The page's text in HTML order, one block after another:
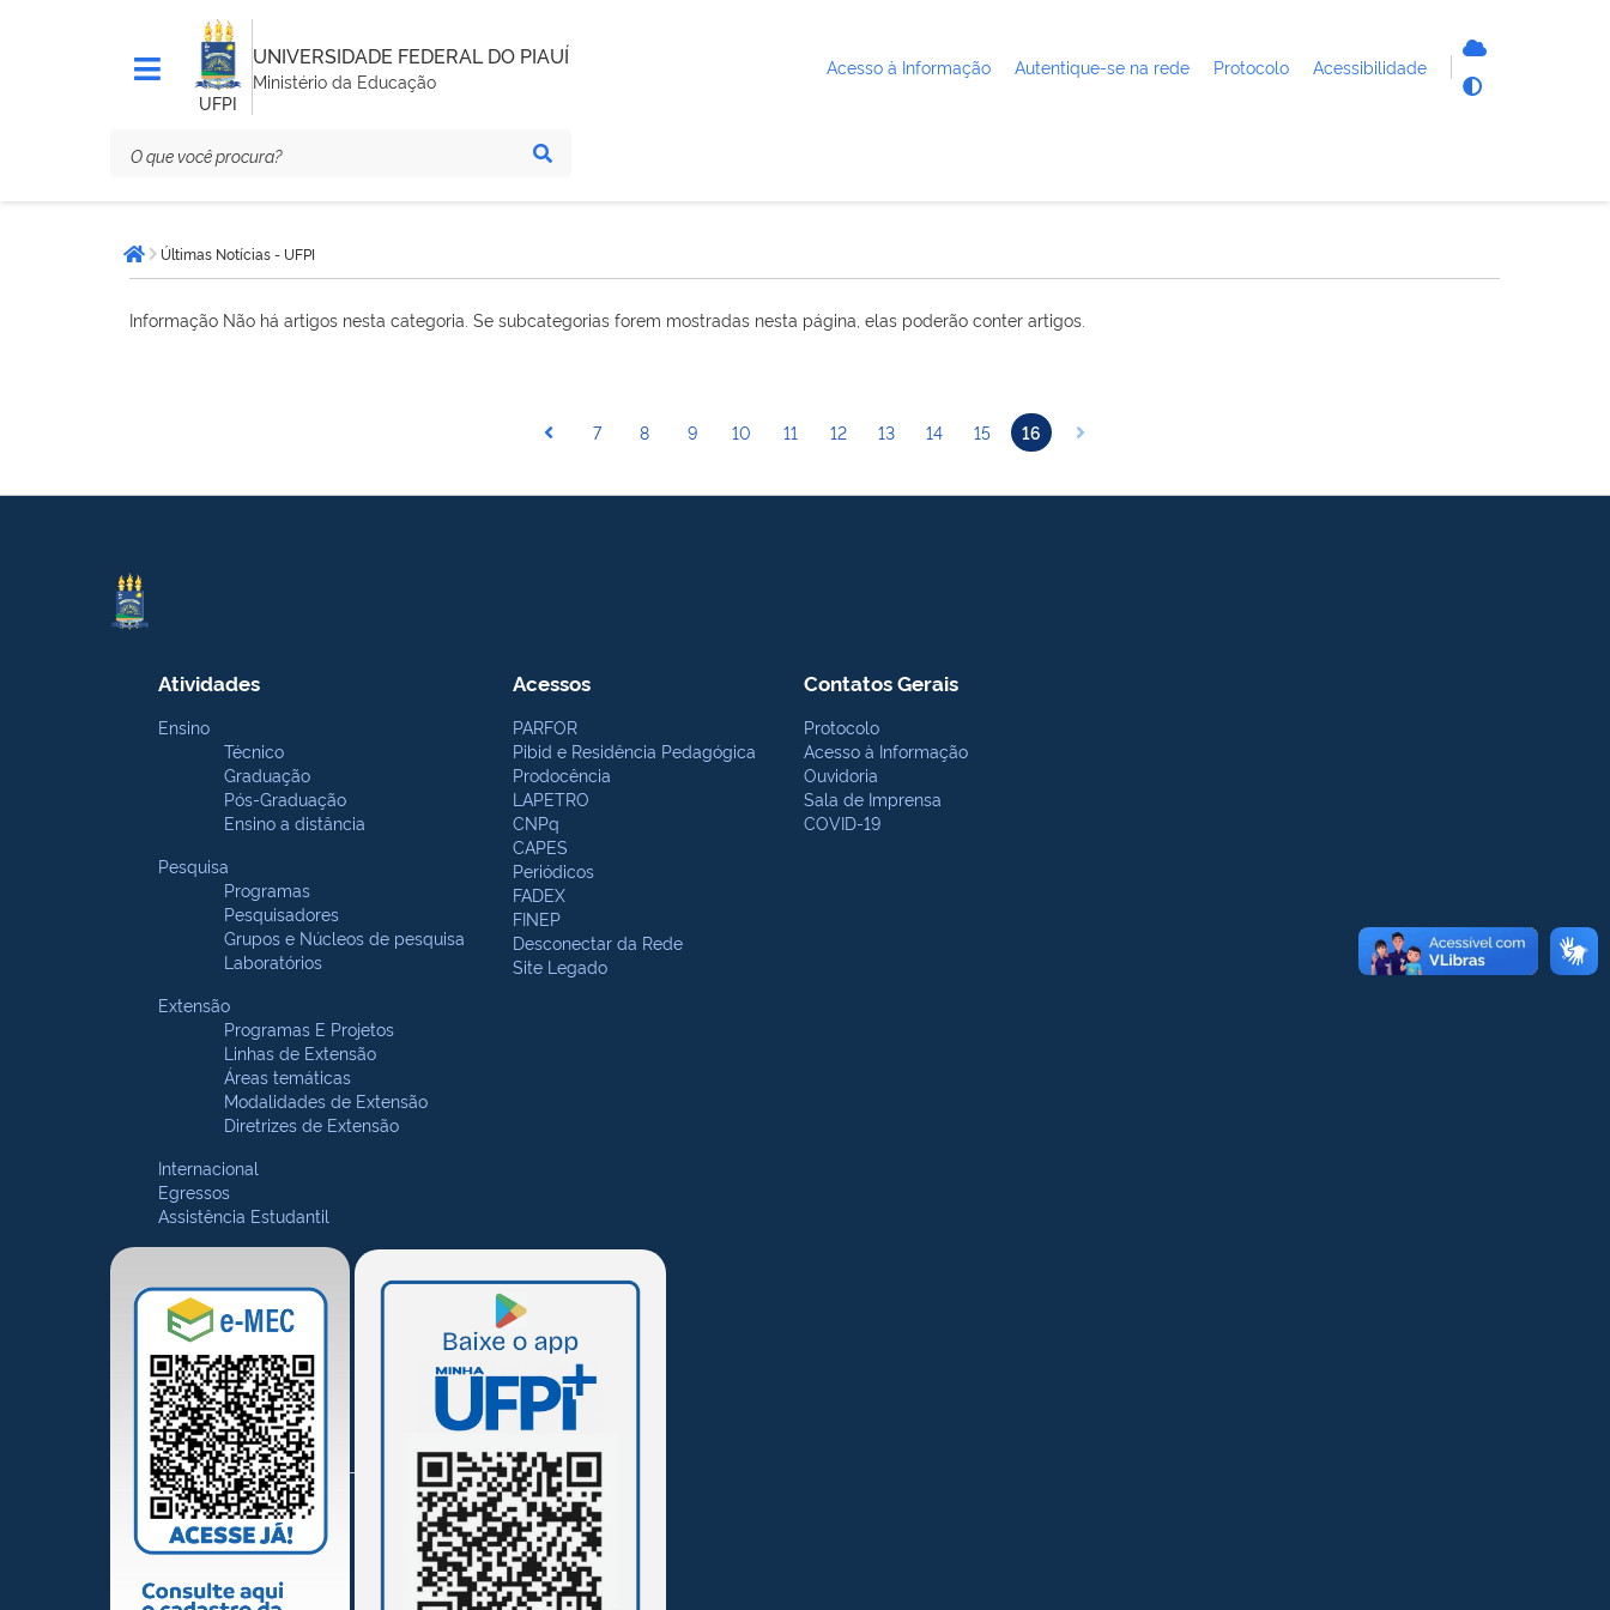
UFPI
UNIVERSIDADE FEDERAL DO PIAUÍ
Ministério da Educação
Acesso à Informação Autentique-se na rede Protocolo Acessibilidade
está
aqui:Página inicial
Últimas Notícias - UFPI
Informação Não há artigos nesta categoria. Se subcategorias forem mostradas nesta página, elas poderão conter artigos.
7 8 9 10 11 12 13 14 15 16
Atividades
Ensino
Técnico
Graduação
Pós-Graduação
Ensino a distância
Pesquisa
Programas
Pesquisadores
Grupos e Núcleos de pesquisa
Laboratórios
Extensão
Programas E Projetos
Linhas de Extensão
Áreas temáticas
Modalidades de Extensão
Diretrizes de Extensão
Internacional
Egressos
Assistência Estudantil
Acessos
PARFOR
Pibid e Residência Pedagógica
Prodocência
LAPETRO
CNPq
CAPES
Periódicos
FADEX
FINEP
Desconectar da Rede
Site Legado
Contatos Gerais
Protocolo
Acesso à Informação
Ouvidoria
Sala de Imprensa
COVID-19